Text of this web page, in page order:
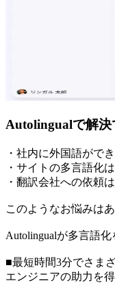
Autolingualで解決
・社内に外国語がで
・サイトの多言語化
・翻訳会社への依頼
このようなお悩みは
Autolingualが多言語
■最短時間3分でさま
エンジニアの助力を